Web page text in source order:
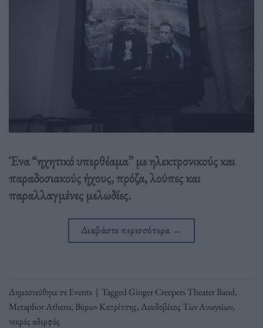
Ένα “ηχητικό υπερθέαμα” με ηλεκτρονικούς και
παραδοσιακούς ήχους, πρόζα, λούπες και
παραλλαγμένες μελωδίες.
Διαβάστε περισσότερα →
Δημοσιεύθηκε σεEvents | TaggedGinger Creepers Theater Band,
Metaphor Athens, Βύρων Κατρίτσης,Λουδοβίκος Των Ανωγείων,
νεκρός αδερφός